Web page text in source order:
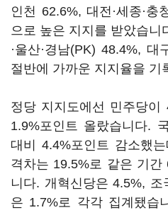
인천 62.6%, 대전·세종·
으로 높은 지지를 받았습니
·울산·경남(PK) 48.4%, 대
절반에 가까운 지지율을 기
정당 지지도에선 민주당이
1.9%포인트 올랐습니다.
대비 4.4%포인트 감소했
격차는 19.5%로 같은 기
니다. 개혁신당은 4.5%,
은 1.7%로 각각 집계됐습